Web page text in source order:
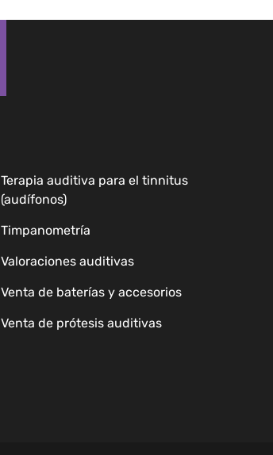
Terapia auditiva para el tinnitus
(audífonos)
Timpanometría
Valoraciones auditivas
Venta de baterías y accesorios
Venta de prótesis auditivas